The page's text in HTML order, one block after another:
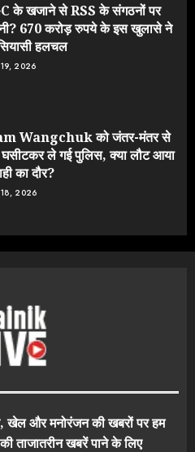
के खजाने से RSS के संगठनों पर
670 करोड़ रुपये के इस खुलासे ने
हलचल
19, 2026
Wangchuk को जंतर-मंतर से
ले गई पुलिस, क्या लौट आया
का दौर?
18, 2026
खेल और मनोरंजन की खबरों पर हम
ताजातरीन खबरें पाने के लिए